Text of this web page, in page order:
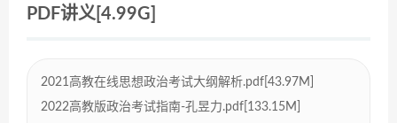
PDF讲义[4.99G]
2021高教在线思想政治考试大纲解析.pdf[43.97M]
2022高教版政治考试指南-孔昱力.pdf[133.15M]